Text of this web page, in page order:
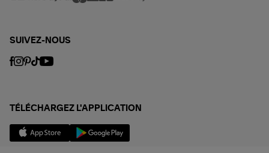
SUIVEZ-NOUS
TÉLÉCHARGEZ L'APPLICATION